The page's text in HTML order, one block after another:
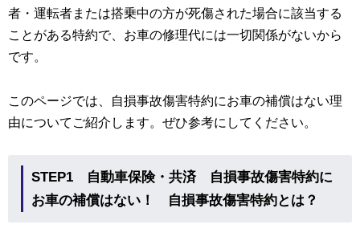
者・運転者または搭乗中の方が死傷された場合に該当する
ことがある特約で、お車の修理代には一切関係がないから
です。
このページでは、自損事故傷害特約にお車の補償はない理
由についてご紹介します。ぜひ参考にしてください。
STEP1 自動車保険・共済 自損事故傷害特約に
お車の補償はない！ 自損事故傷害特約とは？